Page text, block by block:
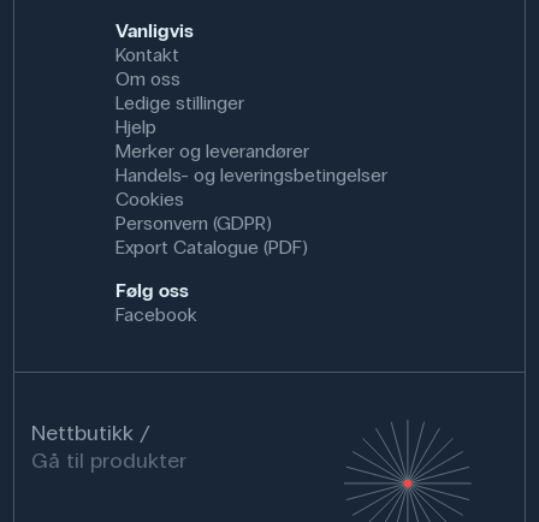
Vanligvis
Kontakt
Om oss
Ledige stillinger
Hjelp
Merker og leverandører
Handels- og leveringsbetingelser
Cookies
Personvern (GDPR)
Export Catalogue (PDF)
Følg oss
Facebook
Nettbutikk
Gå til produkter